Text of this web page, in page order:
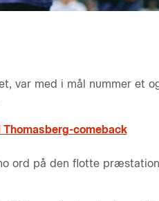
var med i mål nummer et
comeback
ord på den flotte